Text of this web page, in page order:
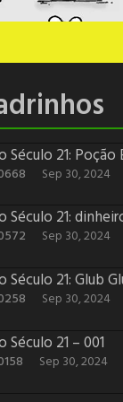
Século 21:
Sep 30, 2024
Século 21:
Sep 30, 2024
Século 21: Glub
Sep 30, 2024
Século 21 – 001
Sep 30, 2024